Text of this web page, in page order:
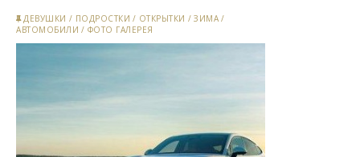
ДЕВУШКИ / ПОДРОСТКИ / ОТКРЫТКИ /ЗИМА /
АВТОМОБИЛИ / ФОТО ГАЛЕРЕЯ